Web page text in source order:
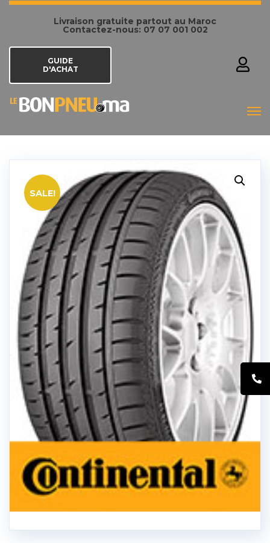
Livraison gratuite partout au Maroc
Contactez-nous: 07 07 001 002
GUIDE
D'ACHAT
SALE!